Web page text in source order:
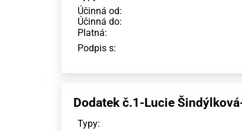
Účinná od:
Účinná do:
Platná:
Podpis s:
Dodatek č.1-Lucie
Typy: